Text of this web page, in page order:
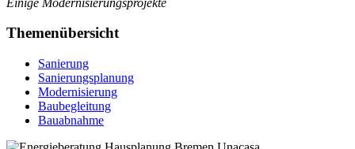
Themenübersicht
Sanierung
Sanierungsplanung
Modernisierung
Baubegleitung
Bauabnahme